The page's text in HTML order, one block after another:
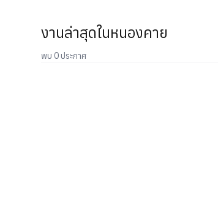
งานล่าสุดในหนองคาย
พบ 0 ประกาศ